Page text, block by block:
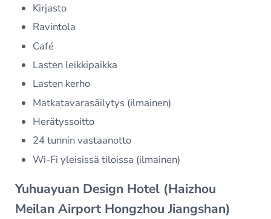
Kirjasto
Ravintola
Café
Lasten leikkipaikka
Lasten kerho
Matkatavarasäilytys (ilmainen)
Herätyssoitto
24 tunnin vastaanotto
Wi-Fi yleisissä tiloissa (ilmainen)
Yuhuayuan Design Hotel (Haizhou
Meilan Airport Hongzhou Jiangshan)